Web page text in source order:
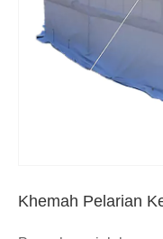
Khemah Pelarian